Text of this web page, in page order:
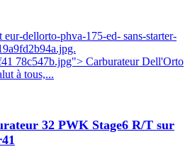
dellorto-phva-175-ed- sans-starter-
78c547b.jpg"> Carburateur Dell'Orto
à tous,...
32 PWK Stage6 R/T sur